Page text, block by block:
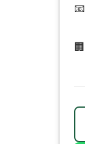
📧
🏢